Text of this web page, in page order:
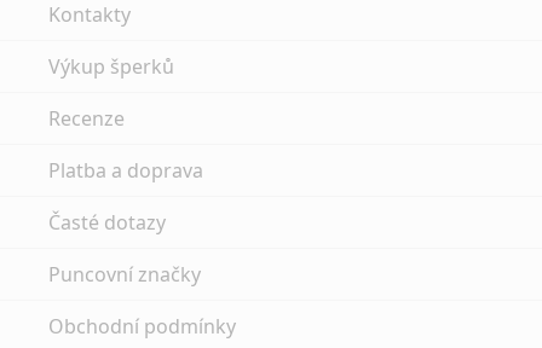
Kontakty
Výkup šperků
Recenze
Platba a doprava
Časté dotazy
Puncovní značky
Obchodní podmínky